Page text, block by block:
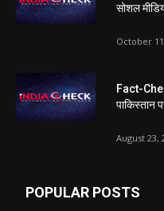
सोशल
October
Fact-
पाकिस्तान
August 23,
POPULAR POSTS